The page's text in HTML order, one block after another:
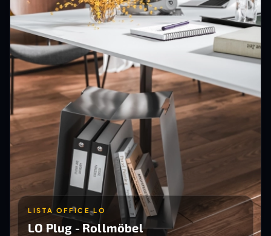
LISTA OFFICE LO
LO Plug - Rollmöbel